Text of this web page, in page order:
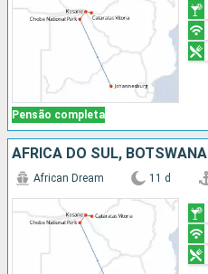
Pensão completa
AFRICA DO SUL, BOTSWANA
African Dream 11 d